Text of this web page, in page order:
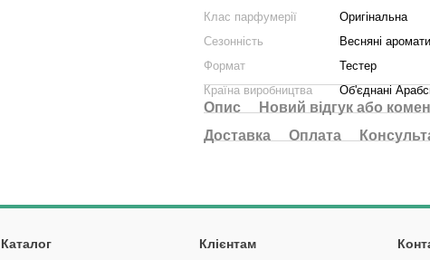
Клас парфумерії
Оригінальна
Сезонність
Весняні
Формат
Тестер
Країна виробництва
Об'єднані
Опис
Новий відгук або
Доставка
Оплата
Каталог Клієнтам